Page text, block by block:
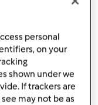
się
komentarze
personal
on your
shown under we
If trackers are
may not be as